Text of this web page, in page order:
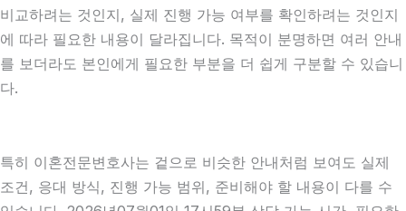
비교하려는 것인지, 실제 진행 가능 여부를 확인하려는 것인지
에 따라 필요한 내용이 달라집니다. 목적이 분명하면 여러 안내
를 보더라도 본인에게 필요한 부분을 더 쉽게 구분할 수 있습니
다.
특히 이혼전문변호사는 겉으로 비슷한 안내처럼 보여도 실제
조건, 응대 방식, 진행 가능 범위, 준비해야 할 내용이 다를 수